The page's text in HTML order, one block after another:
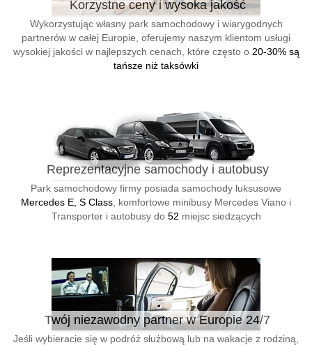
Korzystne ceny i wysoka jakość
Wykorzystując własny park samochodowy i wiarygodnych
partnerów w całej Europie, oferujemy naszym klientom usługi
wysokiej jakości w najlepszych cenach, które często o 20-30% są
tańsze niż taksówki
Reprezentacyjne samochody i autobusy
Park samochodowy firmy posiada samochody luksusowe
Mercedes E, S Class , komfortowe minibusy Mercedes Viano i
Transporter i autobusy do 52 miejsc siedzących
Twój niezawodny partner w Europie 24/7
Jeśli wybieracie się w podróż służbową lub na wakacje z rodziną,